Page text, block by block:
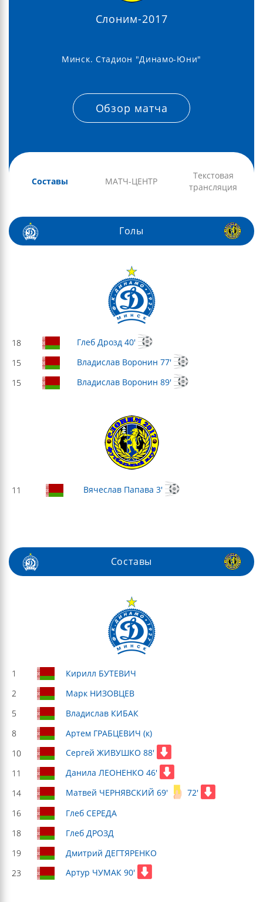
Слоним-2017
Минск. Стадион "Динамо-Юни"
Обзор матча
Составы МАТЧ-ЦЕНТР
Текстовая
трансляция
Голы
18
Глеб Дрозд 40'
15
Владислав Воронин 77'
15
Владислав Воронин 89'
11 Вячеслав Папава 3'
Составы
1
Кирилл БУТЕВИЧ
2
Марк НИЗОВЦЕВ
5
Владислав КИБАК
8
Артем ГРАБЦЕВИЧ (к)
10
Сергей ЖИВУШКО 88'
11
Данила ЛЕОНЕНКО 46'
14
Матвей ЧЕРНЯВСКИЙ 69'
72'
16
Глеб СЕРЕДА
18
Глеб ДРОЗД
19
Дмитрий ДЕГТЯРЕНКО
23
Артур ЧУМАК 90'